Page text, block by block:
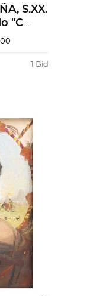
S.XX.
"C
1 Bid